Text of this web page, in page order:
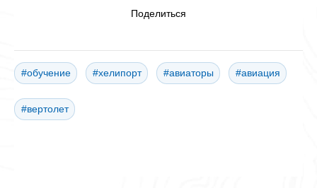
Поделиться
#обучение #хелипорт #авиаторы #авиация
#вертолет